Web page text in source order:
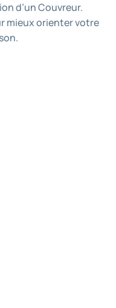
d’un Couvreur.
mieux orienter votre